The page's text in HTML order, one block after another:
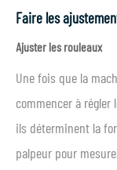
Faire les
Ajuster les rouleaux
Une fois que la
commencer à
ils déterminent la
palpeur pour